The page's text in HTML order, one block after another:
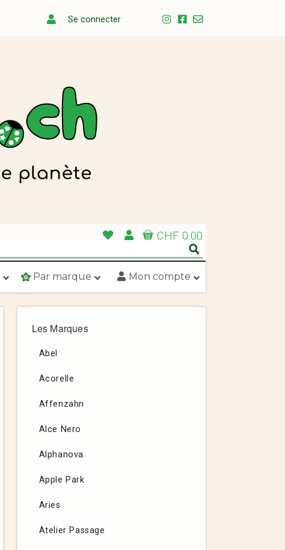
Se connecter
CHF 0.00
Par marque Mon compte
Les Marques
Abel
Acorelle
Affenzahn
Alce Nero
Alphanova
Apple Park
Aries
Atelier Passage